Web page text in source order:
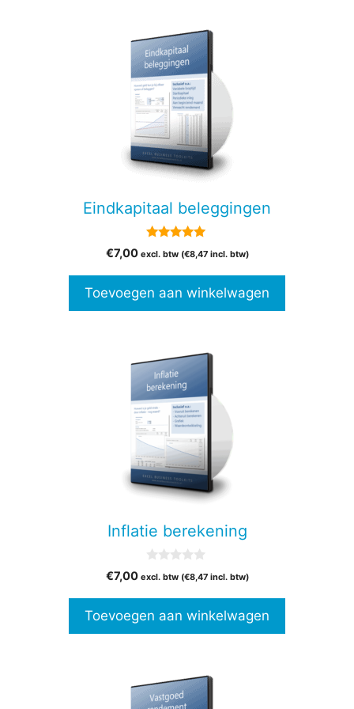
Eindkapitaal beleggingen
5.00
van 5
€7,00 excl. btw (€8,47incl. btw)
Toevoegen aan winkelwagen
Inflatie berekening
v
5
€7,00 excl. btw (€8,47incl. btw)
Toevoegen aan winkelwagen